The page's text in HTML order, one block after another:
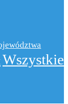
Wszystkie